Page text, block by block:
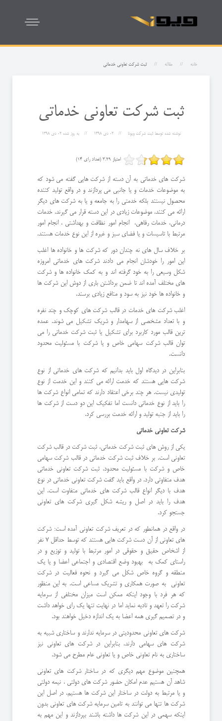
خانه مقاله ثبت شركت تعاونی خدماتی
ثبت شركت تعاونی خدماتی
نوشته شده توسطثبت شرکت ویونا 02 دی 1398 به روز شده02 دی 1398
امتیاز 3.29 (تعداد رای 14)
شرکت های خدماتی به آن دسته از شرکت هایی گفته می شود که
به موضوعات خدمات و یا جانبی می پردازند و در واقع تولید کننده
محصول نیستند بلکه خدمتی را به جامعه و یا به شرکت های دیگر
ارائه می کنند. موضوعات زیادی در این دسته قرار می گیرند. خدمات
درمانی، خدمات رفاهی، انجام امور نظافت و بهداشتی ، انجام امور
مرتبط با تاسیسات و یا فضای سبز و غیره از این نوع خدمات هستند.
بر خلاف سال های نه چندان دور که شرکت ها و خانواده ها اغلب
این امور را خودشان انجام می دادند شرکت های خدماتی امروزه
شکل وسیعی را به خود گرفته اند و به کمک خانواده ها و شرکت
های مختلف آمده اند تا ضمن برداشتن باری از دوش این شرکت ها
و خانواده ها خود نیز به سود و منافع زیادی برسند.
اغلب شرکت های خدمات در قالب شرکت های کوچک و چند نفره
و با تعداد مشخصی از سهامدار و شریک تشکیل می شوند. عمده
ترین قالب مورد کاربرد برای تشکیل یا ثبت شرکت خدماتی را می
توان قالب شرکت سهامی خاص و یا شرکت با مسئولیت محدود
دانست.
بنابراین در دیدگاه اول باید بدانیم که شرکت های خدماتی از نوع
شرکت هایی هستند که خدمت ارائه می کنند و این خدمت از نوع
تولیدی نیست. هر چند برخی اعتقاد دارند که تمامی انواع شرکت ها
را باید از نوع خدماتی دانست اما تفکیک این دو دست از شرکت ها
را باید از جنبه تولید و ارائه خدمت بررسی کرد.
شرکت تعاونی خدماتی
یکی از روش های ثبت شرکت خدماتی، ثبت شرکت در قالب شرکت
تعاونی است. بر خلاف ثبت شرکت خدماتی در قالب شرکت سهامی
خاص و شرکت با مسئولیت محدود، ثبت شرکت تعاونی خدماتی
هدف متفاوتی دارد. در واقع باید گفت شرکت تعاونی خدماتی در نوع
هدف با دیگر انواع قالب شرکت های خدماتی متفاوت است. این
هدف را باید در اصل و ریشه شکل گیری شرکت های تعاونی
جستجو کرد.
در واقع در همانطور که در تعریف شرکت تعاونی آمده است: شرکت
های تعاونی از آن دست شرکت هایی هستند که توسط حداقل 7 نفر
از اشخاص حقیق و حقوقی در امور مرتبط با تولید و توزیع و در
راستای کمک به بهبود وضع اقتصادی و اجتماعی اعضا و یا یک
منطقه و گروه خاص شکل می گیرد و نحوه فعالیت در شرکت
تعاونی به صورت همکاری و تشریک مساعی است. به این منظور
که هر فرد با وجود اینکه ممکن است میزان مختلفی از سرمایه
شرکت را تعهد و تادیه نماید اما در نهایت تنها یک رای خواهد داشت
و در تصمیم گیری همه اعضا به یک اندازه دخیل خواهند بود.
شرکت های تعاونی محدودیتی در سرمایه ندارند و ساختاری شبیه به
شرکت های سهامی دارند. بنابراین در شرکت های تعاونی نیز
ساختاری به نام تعاونی خاص و یا تعاونی عام مطرح می شود.
همچنین موضوع مهم دیگری که در ساختار شرکت های تعاونی
شاهد آن هستیم عدم امکان حضور شرکت های دولتی ، نیمه دولتی
و یا مرتبط به دولت در ساختار این شرکت ها هستیم. در اصل این
شرکت ها تنها می توانند به تامین سرمایه شرکت های تعاونی بدون
اینکه سهمی در این شرکت ها داشته باشند بپردازند و این مهم به